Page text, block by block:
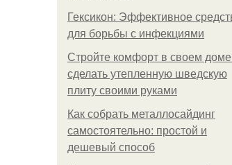
Гексикон: Эффективное
для борьбы с инфекциями
Стройте комфорт в своем
сделать утепленную шведскую
плиту своими руками
Как собрать металлосайдинг
самостоятельно: простой и
дешевый способ